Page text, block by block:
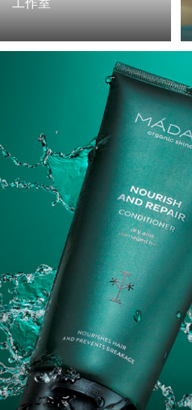
时，几乎80%的工作是电
子商务。大多数商业摄影
不是随时都有工作，而且
需要很多时间来准备。